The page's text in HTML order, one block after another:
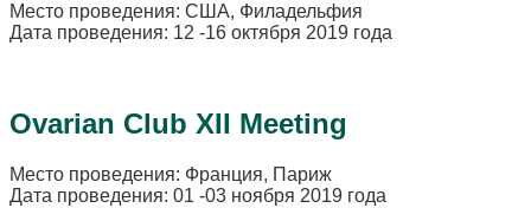
Место проведения: США, Филадельфия
Дата проведения: 12 -16 октября 2019 года
Ovarian Club XII Meeting
Место проведения: Франция, Париж
Дата проведения: 01 -03 ноября 2019 года